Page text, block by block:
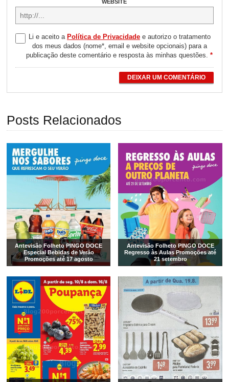
WEBSITE
Li e aceito a Política de Privacidadee autorizo o tratamento
dos meus dados (nome*, email e website opcionais) para a
publicação deste comentário e resposta às minhas questões.*
DEIXAR UM COMENTÁRIO
Posts Relacionados
Antevisão Folheto PINGO DOCE
Especial Bebidas de Verão
Promoções até 17 agosto
Antevisão Folheto PINGO DOCE
Regresso às Aulas Promoções até
21 setembro